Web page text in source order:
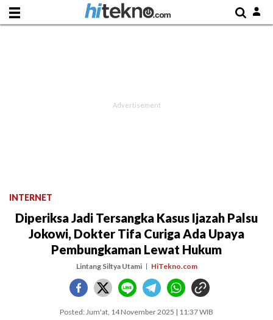
INTERNET
Diperiksa Jadi Tersangka Kasus Ijazah Palsu
Jokowi, Dokter Tifa Curiga Ada Upaya
Pembungkaman Lewat Hukum
Lintang Siltya Utami HiTekno.com
Posted: Jum'at, 14 November 2025 | 11:37 WIB